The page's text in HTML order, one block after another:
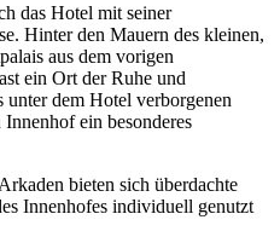
das Hotel mit seiner
Hinter den Mauern des kleinen,
aus dem vorigen
ein Ort der Ruhe und
unter dem Hotel verborgenen
ein besonderes
bieten sich überdachte
Innenhofes individuell genutzt